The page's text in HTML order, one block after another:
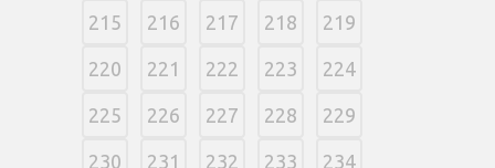
215 216 217 218 219
220 221 222 223 224
225 226 227 228 229
230 231 232 233 234